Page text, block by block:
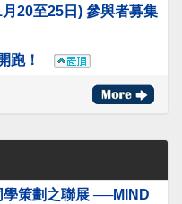
20至25日) 參與者募集
跑！
學策劃之聯展 ──MIND